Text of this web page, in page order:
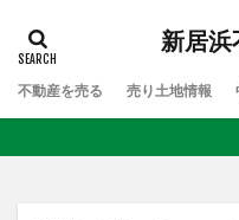
新居浜
不動産を売る 売り土地情報